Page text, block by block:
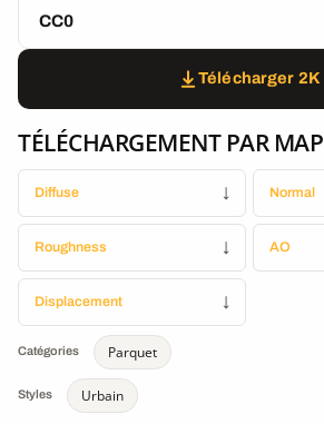
CC0
Télécharger 2K
TÉLÉCHARGEMENT PAR MAP
Diffuse ↓ Normal
Roughness ↓ AO
Displacement ↓
Catégories Parquet
Styles Urbain